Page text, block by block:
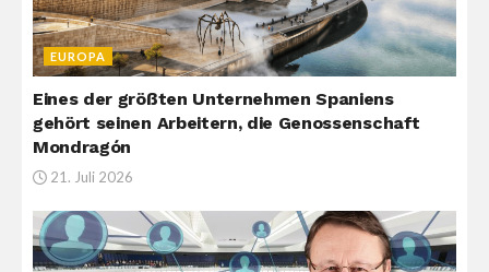
EUROPA
Eines der größten Unternehmen Spaniens
gehört seinen Arbeitern, die Genossenschaft
Mondragón
21. Juli 2026